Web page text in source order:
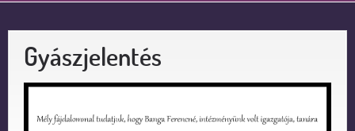
Gyászjelentés